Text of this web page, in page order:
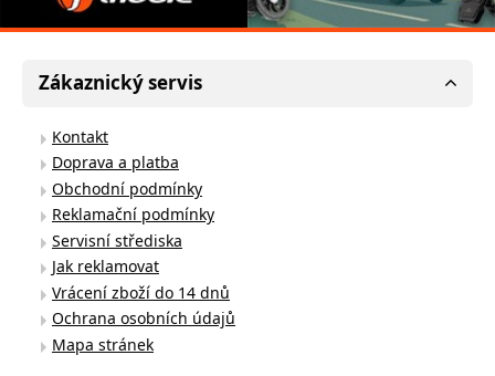
Zákaznický servis
Kontakt
Doprava a platba
Obchodní podmínky
Reklamační podmínky
Servisní střediska
Jak reklamovat
Vrácení zboží do 14 dnů
Ochrana osobních údajů
Mapa stránek